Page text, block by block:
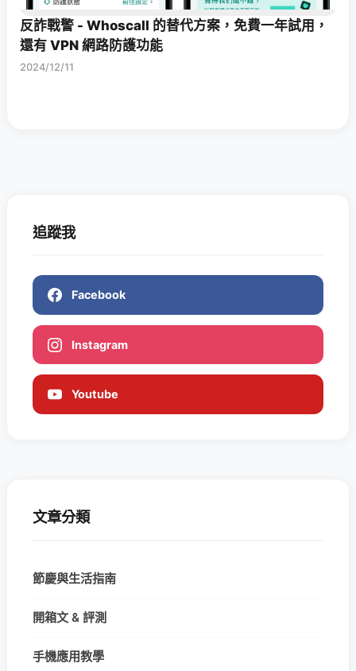
反詐戰警 - Whoscall 的替代方案，免費一年試用，
還有 VPN 網路防護功能
2024/12/11
追蹤我
Facebook
Instagram
Youtube
文章分類
節慶與生活指南
開箱文 & 評測
手機應用教學